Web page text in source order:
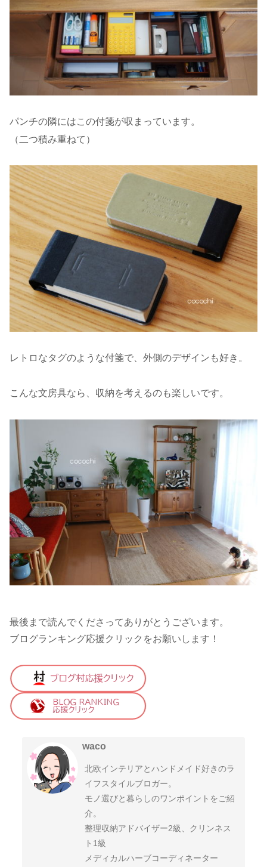
パンチの隣にはこの付箋が収まっています。
（二つ積み重ねて）
レトロなタグのような付箋で、外側のデザインも好き。
こんな文房具なら、収納を考えるのも楽しいです。
最後まで読んでくださってありがとうございます。
ブログランキング応援クリックをお願いします！
waco
北欧インテリアとハンドメイド好きのラ
イフスタイルブロガー。
モノ選びと暮らしのワンポイントをご紹
介。
整理収納アドバイザー2級、クリンネス
ト1級
メディカルハーブコーディネーター